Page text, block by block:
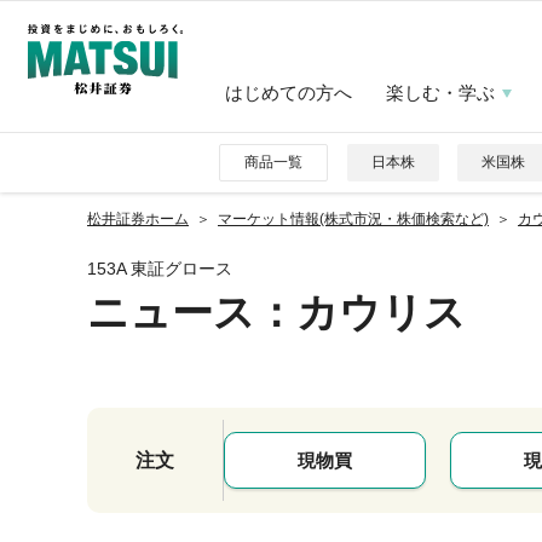
はじめての方へ 楽しむ・学ぶ
商品一覧 日本株 米国株
松井証券ホーム マーケット情報(株式市況・株価検索など) カ
153A 東証グロース
ニュース ：カウリス
注文 現物買